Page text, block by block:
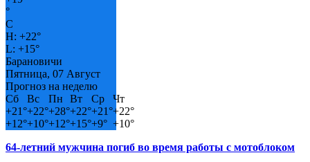
°
C
H: +22°
L: +15°
Барановичи
Пятница, 07 Август
Прогноз на неделю
Сб
Вс Пн Вт Ср
Чт
+21°+22°+28°+22°+21°+22°
+12°+10°+12°+15°+9° +10°
64-летний мужчина погиб во время работы с мотоблоком